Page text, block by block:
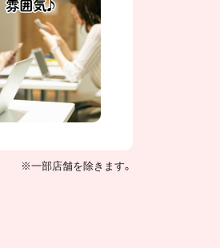
※一部店舗を除きます。